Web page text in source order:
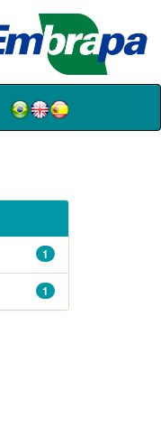
1
1